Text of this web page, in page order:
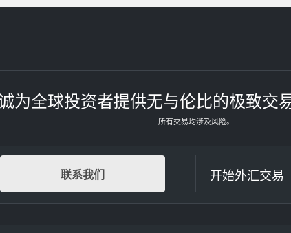
为全球投资者提供无与伦比的极致交
所有交易均涉及风险。
联系我们 开始外汇交易